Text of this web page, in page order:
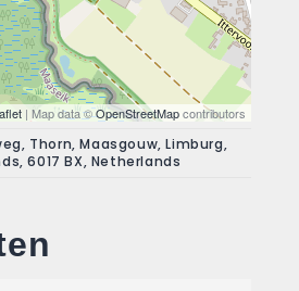
| Map data ©OpenStreetMapcontributors
Thorn, Maasgouw, Limburg,
6017 BX, Netherlands